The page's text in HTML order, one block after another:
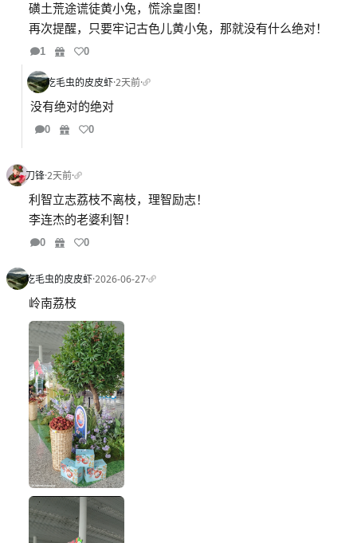
磺土荒途谎徒黄小兔，慌涂皇图！
再次提醒，只要牢记古色儿黄小兔，那就没有什么绝对！
1 0
吃毛虫的皮皮虾·2天前·
没有绝对的绝对
0 0
刀锋·2天前·
利智立志荔枝不离枝，理智励志！
李连杰的老婆利智！
0 0
吃毛虫的皮皮虾·2026-06-27·
岭南荔枝